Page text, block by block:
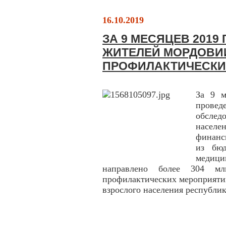
16.10.2019
ЗА 9 МЕСЯЦЕВ
ЖИТЕЛЕЙ
За 9
из
направлено более 304
профилактических
взрослого населения